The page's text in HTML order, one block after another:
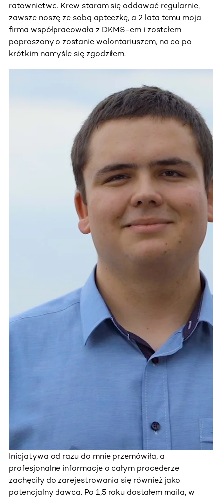
ratownictwa. Krew staram się oddawać regularnie,
zawsze noszę ze sobą apteczkę, a 2 lata temu moja
firma współpracowała z DKMS-em i zostałem
poproszony o zostanie wolontariuszem, na co po
krótkim namyśle się zgodziłem.
Inicjatywa od razu do mnie przemówiła, a
profesjonalne informacje o całym procederze
zachęciły do zarejestrowania się również jako
potencjalny dawca. Po 1,5 roku dostałem maila, w